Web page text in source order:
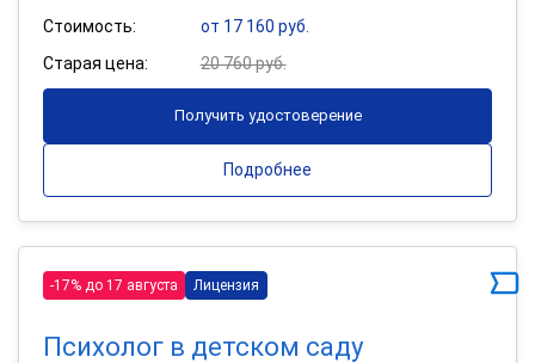
Стоимость:
от 17 160 руб.
Старая цена:
20 760 руб.
Получить удостоверение
Подробнее
-17% до 17 августа Лицензия
Психолог в детском саду